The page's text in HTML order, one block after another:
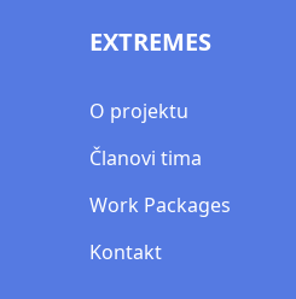
EXTREMES
O projektu
Članovi tima
Work Packages
Kontakt